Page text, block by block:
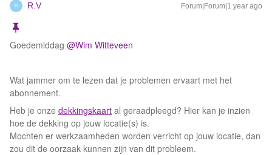
R R.V Forum|Forum|1 year ago
Goedemiddag ​ @Wim Witteveen
Wat jammer om te lezen dat je problemen ervaart met het
abonnement.
Heb je onze dekkingskaart al geraadpleegd? Hier kan je inzien
hoe de dekking op jouw locatie(s) is.
Mochten er werkzaamheden worden verricht op jouw locatie, dan
zou dit de oorzaak kunnen zijn van dit probleem.